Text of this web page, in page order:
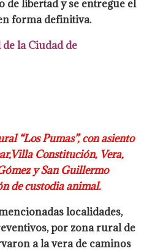
de libertad y se entregue el
forma definitiva.
la Ciudad de
“Los Pumas”, con asiento
Villa Constitución, Vera,
y San Guillermo
de custodia animal.
localidades,
por zona rural de
a la vera de caminos